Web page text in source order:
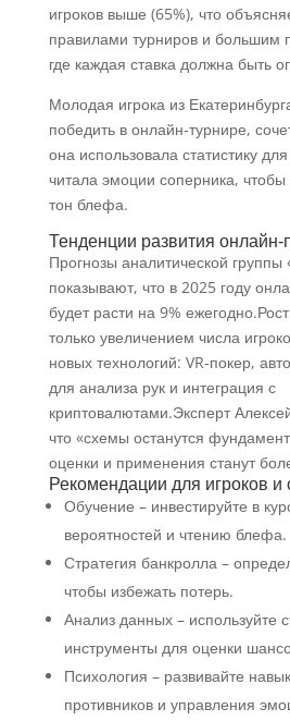
игроков выше (65%), что
правилами турниров и
где каждая ставка должна быть
Молодая игрока из
победить в онлайн‑турнире,
она использовала статистику
читала эмоции соперника,
тон блефа.
Тенденции развития
Прогнозы аналитической группы
показывают, что в 2025 году
будет расти на 9%
только увеличением числа
новых технологий: VR‑покер,
для анализа рук и интеграция с
криптовалютами.Эксперт
что «схемы останутся
оценки и применения станут
Рекомендации для игроков и
Обучение – инвестируйте в
вероятностей и чтению блефа.
Стратегия банкролла –
чтобы избежать потерь.
Анализ данных – используйте
инструменты для оценки
Психология – развивайте
противников и управления